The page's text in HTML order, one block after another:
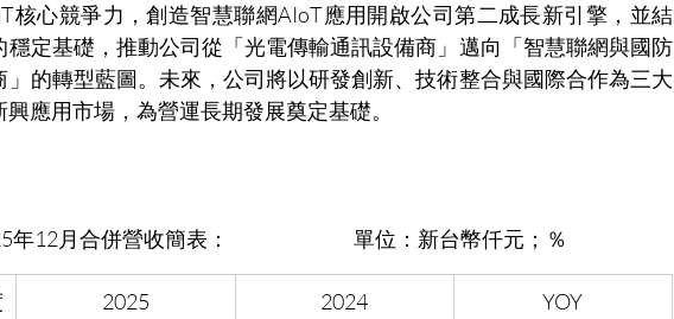
核心競爭力，創造智慧聯網AIoT應用開啟公司第二成長新引擎，並結
定基礎，推動公司從「光電傳輸通訊設備商」邁向「智慧聯網與國防
的轉型藍圖。未來，公司將以研發創新、技術整合與國際合作為三大
應用市場，為營運長期發展奠定基礎。
合併營收簡表：                                   單位：新台幣仟元；％
2025 2024
YOY